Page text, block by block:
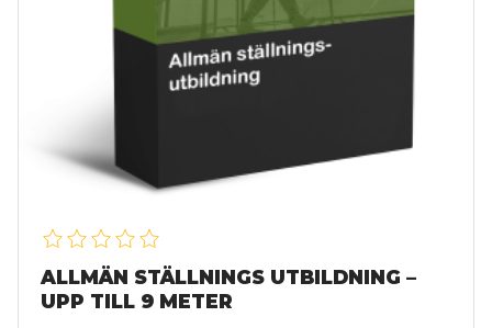
ALLMÄN STÄLLNINGS UTBILDNING –
UPP TILL 9 METER